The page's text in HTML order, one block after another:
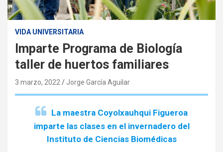
VIDA UNIVERSITARIA
Imparte Programa de Biología
taller de huertos familiares
3 marzo, 2022 Jorge García Aguilar
La maestra Coyolxauhqui Figueroa
imparte las clases en el invernadero del
Instituto de Ciencias Biomédicas